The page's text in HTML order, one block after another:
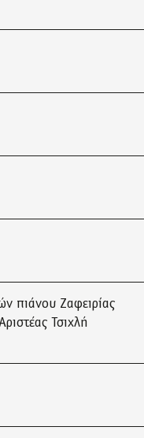
πιάνου Ζαφειρίας
Τσιχλή